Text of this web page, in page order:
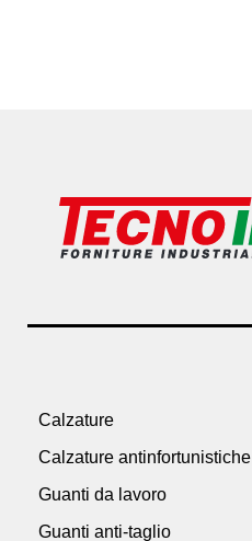
Calzature
Calzature antinfortunistiche
Guanti da lavoro
Guanti anti-taglio